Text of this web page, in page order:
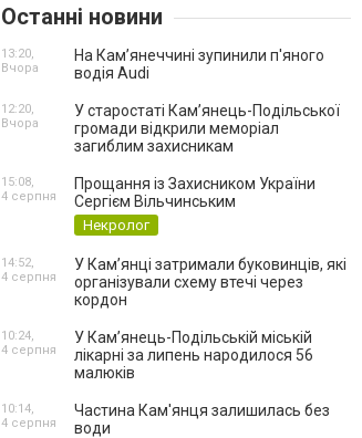
Останні новини
На Камʼянеччині зупинили п'яного
водія Audi
13:20,
Вчора
У старостаті Кам’янець-Подільської
громади відкрили меморіал
загиблим захисникам
12:20,
Вчора
Прощання із Захисником України
Сергієм Вільчинським
Некролог
15:08,
4 серпня
У Кам’янці затримали буковинців, які
організували схему втечі через
кордон
14:52,
4 серпня
У Кам’янець-Подільській міській
лікарні за липень народилося 56
малюків
10:24,
4 серпня
Частина Кам'янця залишилась без
води
10:14,
4 серпня